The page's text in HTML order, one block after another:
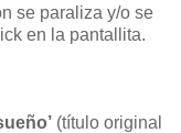
se paraliza y/o se
en la pantallita.
(título original